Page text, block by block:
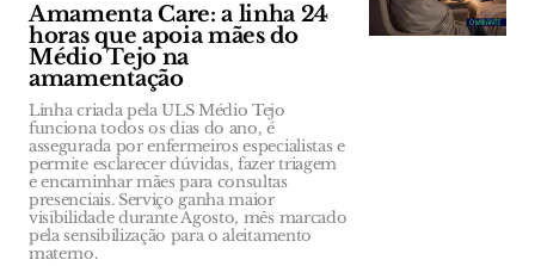
Amamenta Care: a linha 24
horas que apoia mães do
Médio Tejo na
amamentação
Linha criada pela ULS Médio Tejo
funciona todos os dias do ano, é
assegurada por enfermeiros especialistas e
permite esclarecer dúvidas, fazer triagem
e encaminhar mães para consultas
presenciais. Serviço ganha maior
visibilidade durante Agosto, mês marcado
pela sensibilização para o aleitamento
materno.